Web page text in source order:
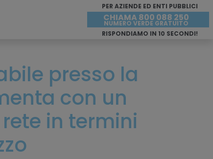
PER AZIENDE ED ENTI PUBBLICI
CHIAMA 800 088 250
NUMERO VERDE GRATUITO
RISPONDIAMO IN 10 SECONDI!
presso la
con un
in termini